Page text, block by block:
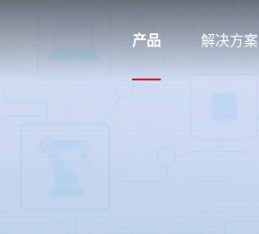
产品 解决方案